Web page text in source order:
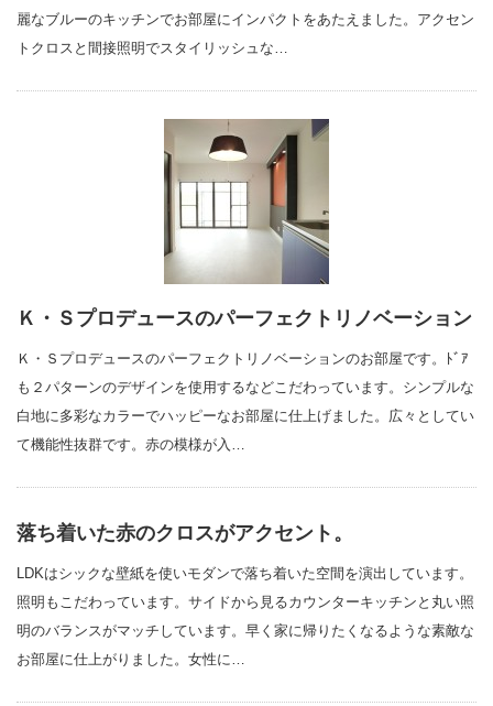
麗なブルーのキッチンでお部屋にインパクトをあたえました。アクセン
トクロスと間接照明でスタイリッシュな…
Ｋ・Ｓプロデュースのパーフェクトリノベーション
Ｋ・Ｓプロデュースのパーフェクトリノベーションのお部屋です。ﾄﾞｱ
も２パターンのデザインを使用するなどこだわっています。シンプルな
白地に多彩なカラーでハッピーなお部屋に仕上げました。広々としてい
て機能性抜群です。赤の模様が入…
落ち着いた赤のクロスがアクセント。
LDKはシックな壁紙を使いモダンで落ち着いた空間を演出しています。
照明もこだわっています。サイドから見るカウンターキッチンと丸い照
明のバランスがマッチしています。早く家に帰りたくなるような素敵な
お部屋に仕上がりました。女性に…